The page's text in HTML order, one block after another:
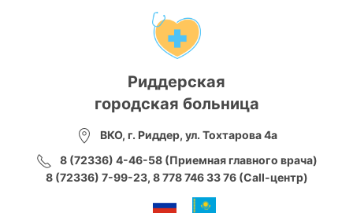
Риддерская
городская больница
ВКО, г. Риддер, ул. Тохтарова 4а
8 (72336) 4-46-58 (Приемная главного врача)
8 (72336) 7-99-23, 8 778 746 33 76 (Call-центр)